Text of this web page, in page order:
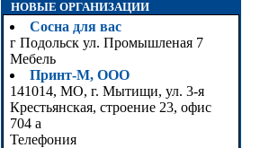
НОВЫЕ ОРГАНИЗАЦИИ
Сосна для вас
г Подольск ул. Промышленая 7
Мебель
Принт-М, ООО
141014, МО, г. Мытищи, ул. 3-я
Крестьянская, строение 23, офис
704 а
Телефония